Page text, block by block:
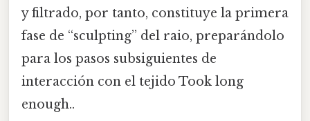
y filtrado, por tanto, constituye la primera
fase de “sculpting” del raio, preparándolo
para los pasos subsiguientes de
interacción con el tejido Took long
enough..